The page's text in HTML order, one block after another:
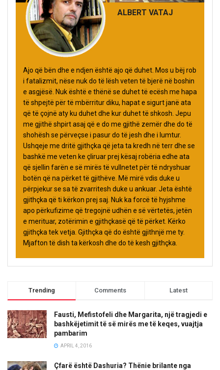
ALBERT VATAJ
Ajo që bën dhe e ndjen është ajo që duhet. Mos u bëj rob
i fatalizmit, nëse nuk do të lësh veten të bjerë në boshin
e asgjësë. Nuk është e thënë se duhet të ecësh me hapa
të shpejtë për të mbërritur diku, hapat e sigurt janë ata
që të çojnë aty ku duhet dhe kur duhet të shkosh. Jepu
me gjithë shpirt asaj që e do me gjithë zemër dhe do të
shohësh se përveçse i pasur do të jesh dhe i lumtur.
Ushqeje me dritë gjithçka që jeta ta kredh në terr dhe se
bashkë me veten ke çliruar prej kësaj robëria edhe ata
që sjellin farën e së mirës të vullnetet për të ndryshuar
botën që na përket të gjithëve. Më mirë vdis duke u
përpjekur se sa të zvarritesh duke u ankuar. Jeta është
gjithçka që ti kërkon prej saj. Nuk ka forcë të hyjshme
apo përkufizime që tregojnë udhën e së vërtetës, jetën
e merituar, zotërimin e gjithçkasë që të përket. Kërko
gjithçka tek vetja. Gjithçka që do është gjithnjë me ty.
Mjafton të dish ta kërkosh dhe do të kesh gjithçka.
Trending Comments Latest
Fausti, Mefistofeli dhe Margarita, një tragjedi e
bashkëjetimit të së mirës me të keqes, vuajtja
pambarim
APRIL 4, 2016
Çfarë është Dashuria? Thënie brilante nga